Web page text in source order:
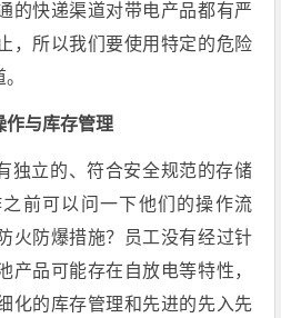
的快递渠道对带电产品都有严
，所以我们要使用特定的危险
作与库存管理
独立的、符合安全规范的存储
前可以问一下他们的操作流
火防爆措施？员工没有经过针
产品可能存在自放电等特性，
化的库存管理和先进的先入先